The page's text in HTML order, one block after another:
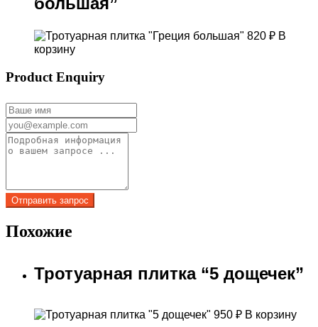
820 ₽ В
корзину
Product Enquiry
Похожие
Тротуарная плитка “5 дощечек”
950 ₽ В корзину